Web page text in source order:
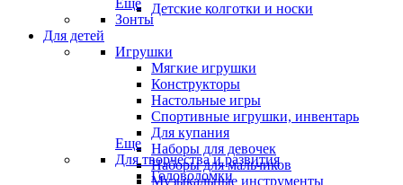
Детские колготки и носки
Еще
Зонты
Для детей
Игрушки
Мягкие игрушки
Конструкторы
Настольные игры
Спортивные игрушки, инвентарь
Для купания
Наборы для девочек
Наборы для мальчиков
Музыкальные инструменты
Еще
Для творчества и развития
Головоломки